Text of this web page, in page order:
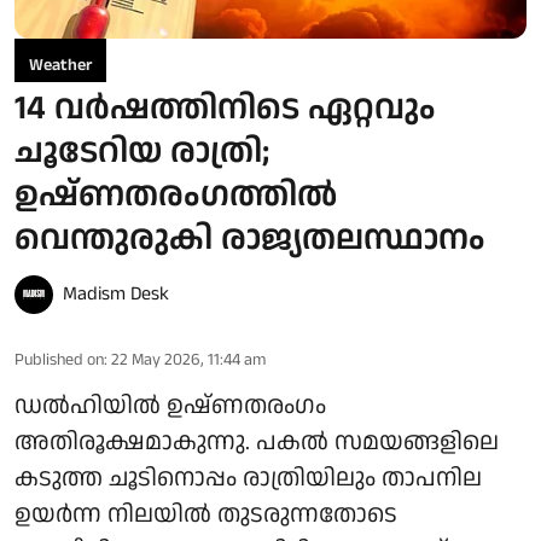
Weather
14 വർഷത്തിനിടെ ഏറ്റവും
ചൂടേറിയ രാത്രി;
ഉഷ്ണതരംഗത്തിൽ
വെന്തുരുകി രാജ്യതലസ്ഥാനം
Madism Desk
Published on: 22 May 2026, 11:44 am
ഡൽഹിയിൽ ഉഷ്ണതരംഗം
അതിരൂക്ഷമാകുന്നു. പകൽ സമയങ്ങളിലെ
കടുത്ത ചൂടിനൊപ്പം രാത്രിയിലും താപനില
ഉയർന്ന നിലയിൽ തുടരുന്നതോടെ